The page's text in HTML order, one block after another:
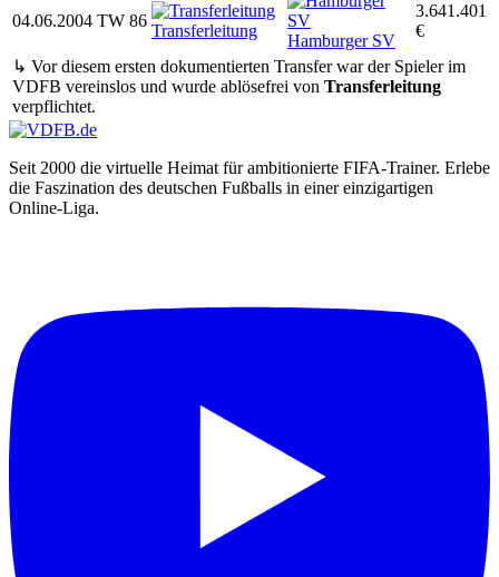
04.06.2004 TW 86
Transferleitung
Hamburger SV
3.641.401
€
↳ Vor diesem ersten dokumentierten Transfer war der Spieler im
VDFB vereinslos und wurde ablösefrei von Transferleitung
verpflichtet.
Seit 2000 die virtuelle Heimat für ambitionierte FIFA-Trainer. Erlebe
die Faszination des deutschen Fußballs in einer einzigartigen
Online-Liga.